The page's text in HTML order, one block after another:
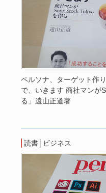
ペルソナ、ターゲット作
で、いきます 商社マンが
る」遠山正道著
読書 ビジネス